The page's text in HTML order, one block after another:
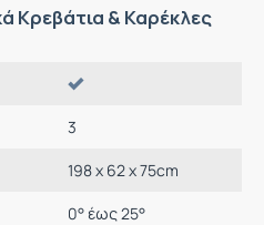
Κρεβάτια & Καρέκλες
3
198 x 62 x 75cm
0° έως 25°